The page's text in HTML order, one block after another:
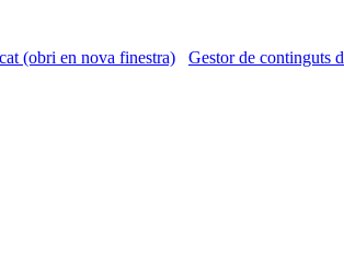
(obri en nova finestra) Gestor de continguts